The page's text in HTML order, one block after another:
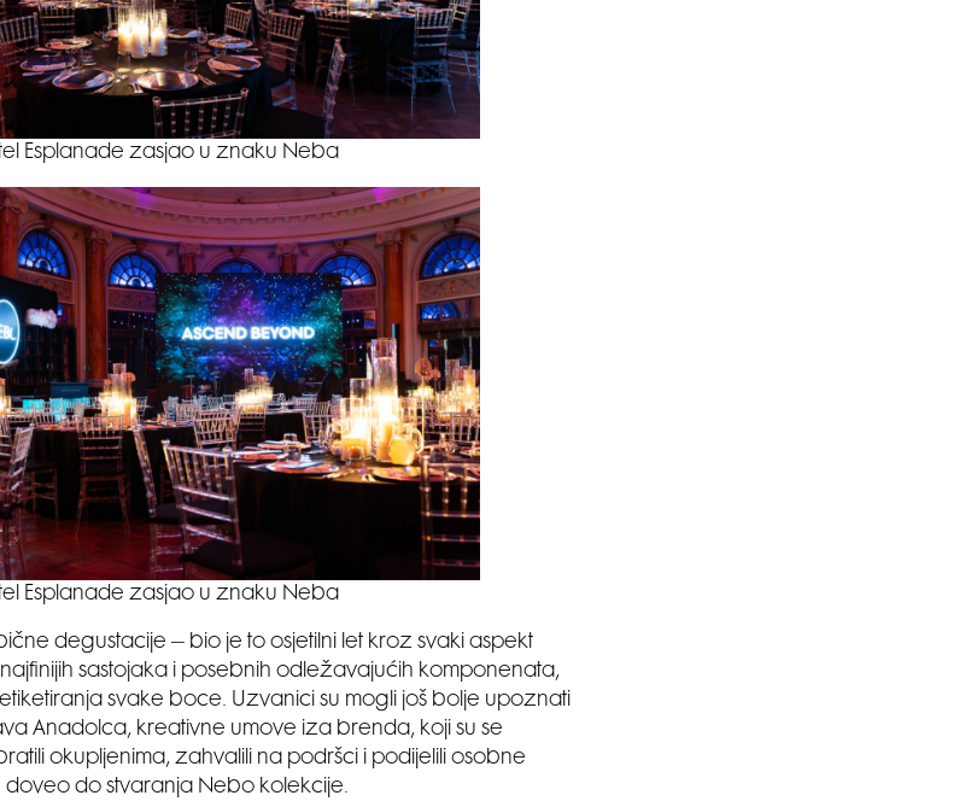
Esplanade zasjao u znaku Neba
Esplanade zasjao u znaku Neba
degustacije – bio je to osjetilni let kroz svaki aspekt
sastojaka i posebnih odležavajućih komponenata,
svake boce. Uzvanici su mogli još bolje upoznati
Anadolca, kreativne umove iza brenda, koji su se
okupljenima, zahvalili na podršci i podijelili osobne
doveo do stvaranja Nebo kolekcije.